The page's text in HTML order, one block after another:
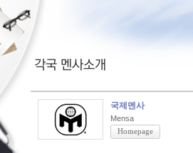
국제멘사
Mensa
Homepage